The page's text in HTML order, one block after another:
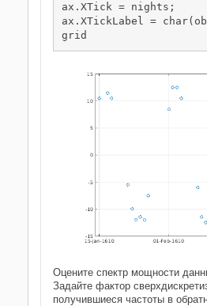
ax.XTick = nights;
ax.XTickLabel =
grid
Оцените спектр мощности
Задайте фактор
получившиеся частоты в